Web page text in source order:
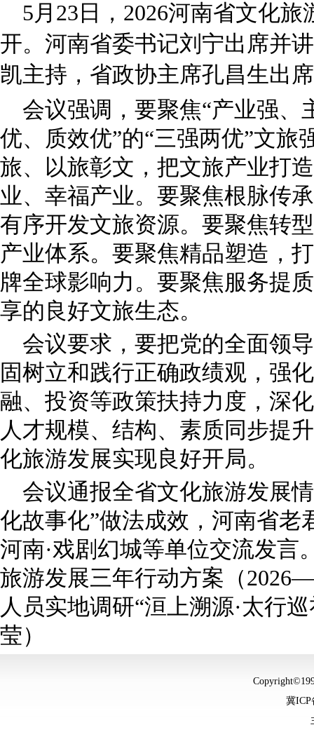
5月23日，2026河南省文化
开。河南省委书记刘宁出席并
凯主持，省政协主席孔昌生出
会议强调，要聚焦“产业强、
优、质效优”的“三强两优”文旅
旅、以旅彰文，把文旅产业打
业、幸福产业。要聚焦根脉传
有序开发文旅资源。要聚焦转
产业体系。要聚焦精品塑造，
牌全球影响力。要聚焦服务提
享的良好文旅生态。
会议要求，要把党的全面领
固树立和践行正确政绩观，强
融、投资等政策扶持力度，深
人才规模、结构、素质同步提
化旅游发展实现良好开局。
会议通报全省文化旅游发展
化故事化”做法成效，河南省老
河南·戏剧幻城等单位交流发言
旅游发展三年行动方案（
人员实地调研“洹上溯源·太行
莹）
冀ICP